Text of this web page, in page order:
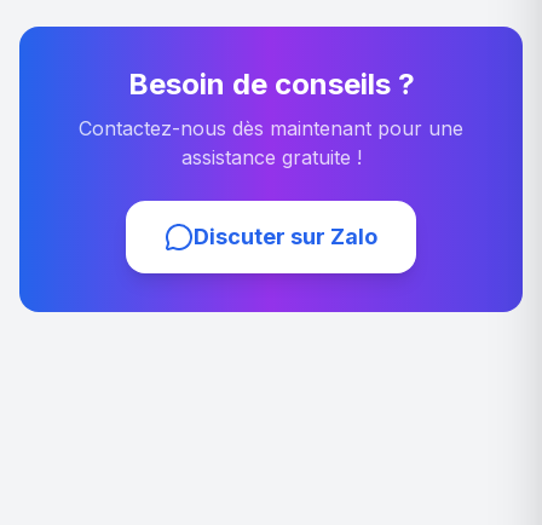
Besoin de conseils ?
Contactez-nous dès maintenant pour une
assistance gratuite !
Discuter sur Zalo